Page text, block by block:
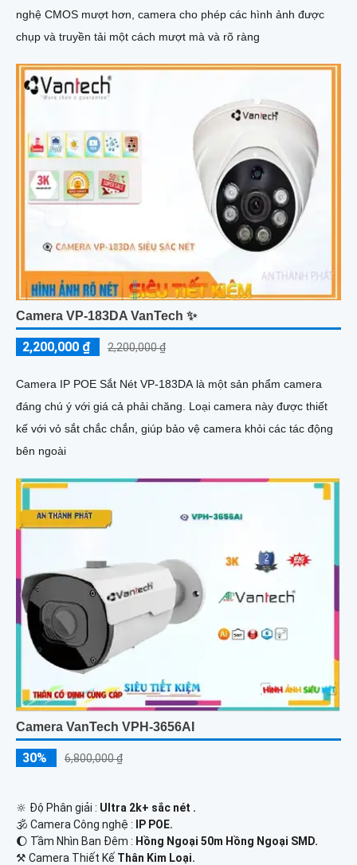
nghệ CMOS mượt hơn, camera cho phép các hình ảnh được
chụp và truyền tải một cách mượt mà và rõ ràng
Camera VP-183DA VanTech ✨
2,200,000 ₫ 2,200,000 ₫
Camera IP POE Sắt Nét VP-183DA là một sản phẩm camera
đáng chú ý với giá cả phải chăng. Loại camera này được thiết
kế với vỏ sắt chắc chắn, giúp bảo vệ camera khỏi các tác động
bên ngoài
Camera VanTech VPH-3656AI
30% 6,800,000 ₫
🔆 Độ Phân giải : Ultra 2k+ sắc nét .
🕉️ Camera Công nghệ : IP POE.
🌔 Tầm Nhìn Ban Đêm : Hồng Ngoại 50m Hồng Ngoại SMD.
⚒ Camera Thiết Kế Thân Kim Loại.